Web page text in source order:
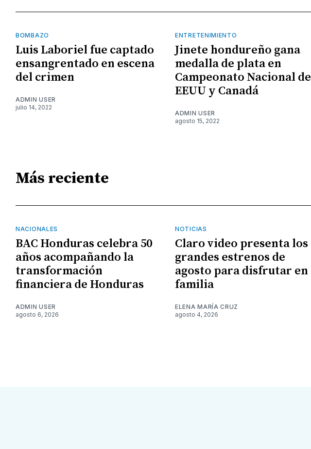
BOMBAZO
Luis Laboriel fue captado
ensangrentado en escena
del crimen
ADMIN USER
julio 14, 2022
ENTRETENIMIENTO
Jinete hondureño gana
medalla de plata en
Campeonato Nacional de
EEUU y Canadá
ADMIN USER
agosto 15, 2022
Más reciente
NACIONALES
BAC Honduras celebra 50
años acompañando la
transformación
financiera de Honduras
ADMIN USER
agosto 6, 2026
NOTICIAS
Claro video presenta los
grandes estrenos de
agosto para disfrutar en
familia
ELENA MARÍA CRUZ
agosto 4, 2026